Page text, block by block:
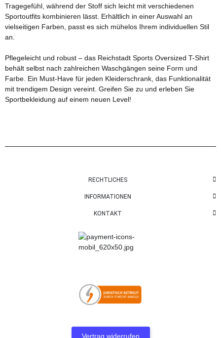
Tragegefühl, während der Stoff sich leicht mit verschiedenen
Sportoutfits kombinieren lässt. Erhältlich in einer Auswahl an
vielseitigen Farben, passt es sich mühelos Ihrem individuellen Stil
an.
Pflegeleicht und robust – das Reichstadt Sports Oversized T-Shirt
behält selbst nach zahlreichen Waschgängen seine Form und
Farbe. Ein Must-Have für jeden Kleiderschrank, das Funktionalität
mit trendigem Design vereint. Greifen Sie zu und erleben Sie
Sportbekleidung auf einem neuen Level!
RECHTLICHES
INFORMATIONEN
KONTAKT
Vertrag widerrufen